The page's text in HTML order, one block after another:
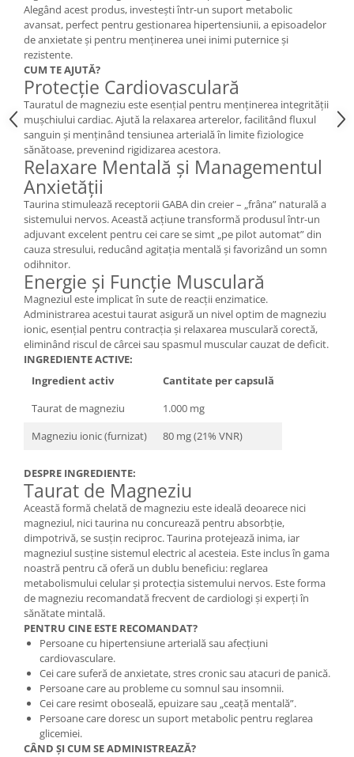
Alegând acest produs, investești într-un suport metabolic
avansat, perfect pentru gestionarea hipertensiunii, a episoadelor
de anxietate și pentru menținerea unei inimi puternice și
rezistente.
CUM TE AJUTĂ?
Protecție Cardiovasculară
Tauratul de magneziu este esențial pentru menținerea integrității
mușchiului cardiac. Ajută la relaxarea arterelor, facilitând fluxul
sanguin și menținând tensiunea arterială în limite fiziologice
sănătoase, prevenind rigidizarea acestora.
Relaxare Mentală și Managementul
Anxietății
Taurina stimulează receptorii GABA din creier – „frâna” naturală a
sistemului nervos. Această acțiune transformă produsul într-un
adjuvant excelent pentru cei care se simt „pe pilot automat” din
cauza stresului, reducând agitația mentală și favorizând un somn
odihnitor.
Energie și Funcție Musculară
Magneziul este implicat în sute de reacții enzimatice.
Administrarea acestui taurat asigură un nivel optim de magneziu
ionic, esențial pentru contracția și relaxarea musculară corectă,
eliminând riscul de cârcei sau spasmul muscular cauzat de deficit.
INGREDIENTE ACTIVE:
Ingredient activ
Cantitate per capsulă
Taurat de magneziu
1.000 mg
Magneziu ionic (furnizat)
80 mg (21% VNR)
DESPRE INGREDIENTE:
Taurat de Magneziu
Această formă chelată de magneziu este ideală deoarece nici
magneziul, nici taurina nu concurează pentru absorbție,
dimpotrivă, se susțin reciproc. Taurina protejează inima, iar
magneziul susține sistemul electric al acesteia. Este inclus în gama
noastră pentru că oferă un dublu beneficiu: reglarea
metabolismului celular și protecția sistemului nervos. Este forma
de magneziu recomandată frecvent de cardiologi și experți în
sănătate mintală.
PENTRU CINE ESTE RECOMANDAT?
Persoane cu hipertensiune arterială sau afecțiuni
cardiovasculare.
Cei care suferă de anxietate, stres cronic sau atacuri de panică.
Persoane care au probleme cu somnul sau insomnii.
Cei care resimt oboseală, epuizare sau „ceață mentală”.
Persoane care doresc un suport metabolic pentru reglarea
glicemiei.
CÂND ȘI CUM SE ADMINISTREAZĂ?